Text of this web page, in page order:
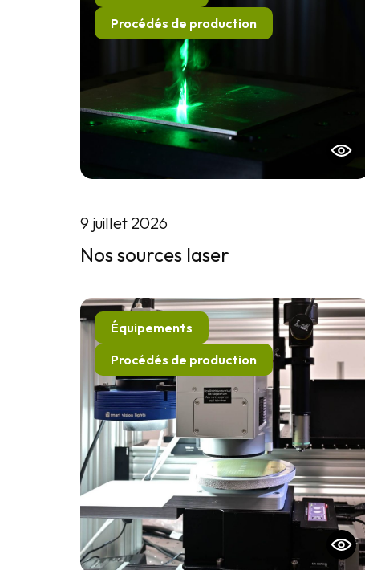
Procédés de production
9 juillet 2026
Nos sources laser
Équipements
Procédés de production